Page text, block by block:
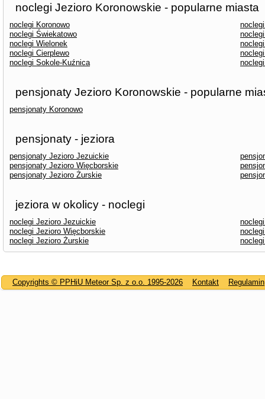
noclegi Jezioro Koronowskie - popularne miasta
noclegi Koronowo
noclegi Świekatowo
noclegi Wielonek
noclegi Cierplewo
noclegi Sokole-Kuźnica
pensjonaty Jezioro Koronowskie - popularne
pensjonaty Koronowo
pensjonaty - jeziora
pensjonaty Jezioro Jezuickie
pensjonaty Jezioro Więcborskie
pensjonaty Jezioro Żurskie
jeziora w okolicy - noclegi
noclegi Jezioro Jezuickie
noclegi Jezioro Więcborskie
noclegi Jezioro Żurskie
Copyrights © PPHiU Meteor Sp. z o.o. 1995-2026 Kontakt Regulamin